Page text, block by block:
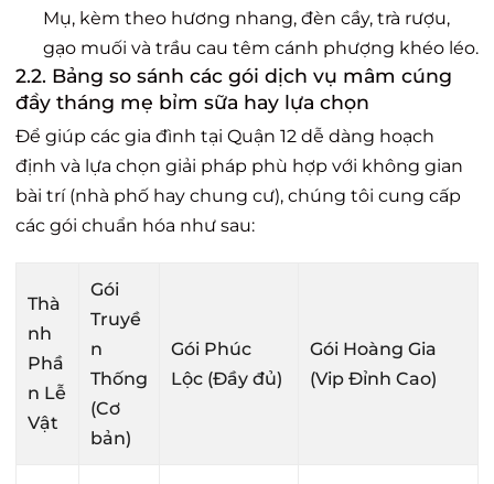
Mụ, kèm theo hương nhang, đèn cầy, trà rượu,
gạo muối và trầu cau têm cánh phượng khéo léo.
2.2. Bảng so sánh các gói dịch vụ mâm cúng
đầy tháng mẹ bỉm sữa hay lựa chọn
Để giúp các gia đình tại Quận 12 dễ dàng hoạch
định và lựa chọn giải pháp phù hợp với không gian
bài trí (nhà phố hay chung cư), chúng tôi cung cấp
các gói chuẩn hóa như sau:
Thà
nh
Phầ
n Lễ
Vật
Gói
Truyề
n
Thống
(Cơ
bản)
Gói Phúc
Lộc (Đầy đủ)
Gói Hoàng Gia
(Vip Đỉnh Cao)